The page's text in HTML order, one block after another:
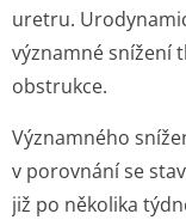
uretru.
významné snížení
obstrukce.
Významného
v porovnání se
již po několika